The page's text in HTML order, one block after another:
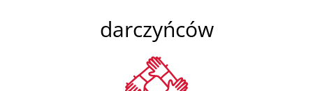
darczyńców